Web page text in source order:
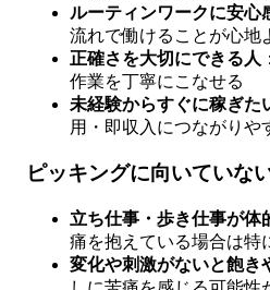
ルーティンワークに安心
流れで働けることが心地
正確さを大切にできる人
作業を丁寧にこなせる
未経験からすぐに稼ぎた
用・即収入につながりや
ピッキングに向いていな
立ち仕事・歩き仕事が体
痛を抱えている場合は特
変化や刺激がないと飽き